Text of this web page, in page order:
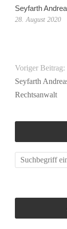
Seyfarth
28. August 2020
Voriger Beitrag:
Seyfarth
Rechtsanwalt